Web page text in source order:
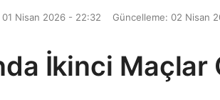
01 Nisan 2026 - 22:32 Güncelleme: 02 Nisan
İkinci Maçlar